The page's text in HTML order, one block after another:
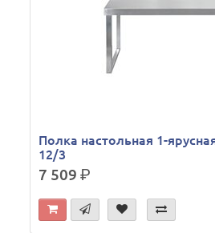
Полка настольная 1-
12/3
7 509р.